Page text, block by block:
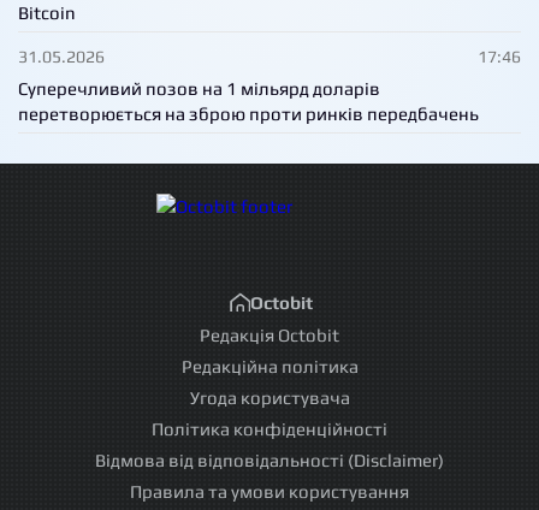
Bitcoin
31.05.2026 17:46
Суперечливий позов на 1 мільярд доларів
перетворюється на зброю проти ринків передбачень
Octobit
Редакція Octobit
Редакційна політика
Угода користувача
Політика конфіденційності
Відмова від відповідальності (Disclaimer)
Правила та умови користування